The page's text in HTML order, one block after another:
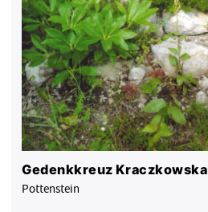
Gedenkkreuz Kraczkowska
Pottenstein